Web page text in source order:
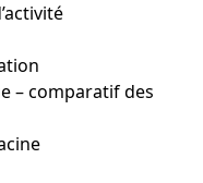
– comparatif des